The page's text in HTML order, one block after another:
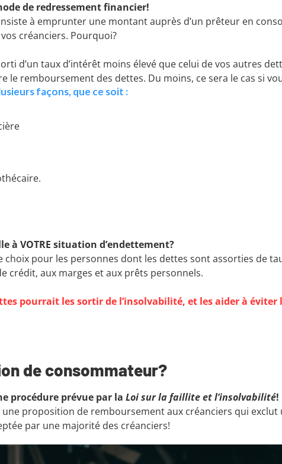
de redressement financier!
à emprunter une montant auprès d’un prêteur en
créanciers. Pourquoi?
d’un taux d’intérêt moins élevé que celui de vos autres
le remboursement des dettes. Du moins, ce sera le cas si
façons, que ce soit :
à VOTRE situation d’endettement?
pour les personnes dont les dettes sont assorties de
crédit, aux marges et aux prêts personnels.
pourrait les sortir de l’insolvabilité, et les aider à
de consommateur?
procédure prévue par la Loi sur la faillite et l’insolvabilité!
proposition de remboursement aux créanciers qui
par une majorité des créanciers!